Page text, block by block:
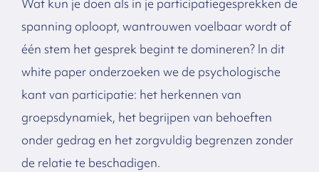
spanning oploopt, wantrouwen voelbaar wordt of
één stem het gesprek begint te domineren? In dit
white paper onderzoeken we de psychologische
kant van participatie: het herkennen van
groepsdynamiek, het begrijpen van behoeften
onder gedrag en het zorgvuldig begrenzen zonder
de relatie te beschadigen.